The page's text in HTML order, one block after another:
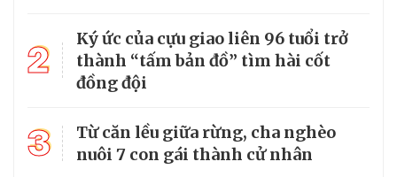
2
Ký ức của cựu giao liên 96 tuổi trở
thành “tấm bản đồ” tìm hài cốt
đồng đội
3
Từ căn lều giữa rừng, cha nghèo
nuôi 7 con gái thành cử nhân